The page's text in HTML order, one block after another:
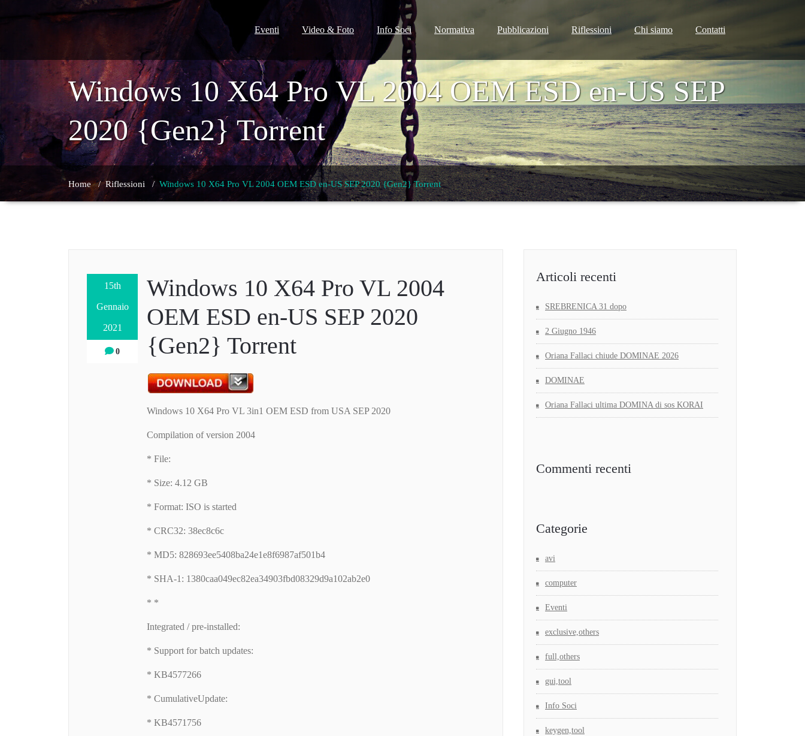
Eventi Video & Foto Info Soci Normativa Pubblicazioni Riflessioni Chi siamo Contatti
Windows 10 X64 Pro VL 2004 OEM ESD en-US SEP
2020 {Gen2} Torrent
Home/Riflessioni / Windows 10 X64 Pro VL 2004 OEM ESD en-US SEP 2020 {Gen2} Torrent
15th
Gennaio
2021
0
Windows 10 X64 Pro VL 2004
OEM ESD en-US SEP 2020
{Gen2} Torrent
Windows 10 X64 Pro VL 3in1 OEM ESD from USA SEP 2020
Compilation of version 2004
* File:
* Size: 4.12 GB
* Format: ISO is started
* CRC32: 38ec8c6c
* MD5: 828693ee5408ba24e1e8f6987af501b4
* SHA-1: 1380caa049ec82ea34903fbd08329d9a102ab2e0
* *
Integrated / pre-installed:
* Support for batch updates:
* KB4577266
* CumulativeUpdate:
* KB4571756
Articoli recenti
SREBRENICA 31 dopo
2 Giugno 1946
Oriana Fallaci chiude DOMINAE 2026
DOMINAE
Oriana Fallaci ultima DOMINA di sos KORAI
Commenti recenti
Categorie
avi
computer
Eventi
exclusive,others
full,others
gui,tool
Info Soci
keygen,tool